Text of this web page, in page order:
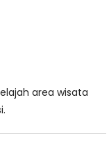
area wisata